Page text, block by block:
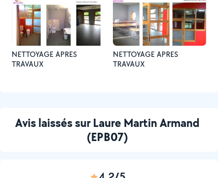
NETTOYAGE APRES
TRAVAUX
NETTOYAGE APRES
TRAVAUX
Avis laissés sur Laure Martin Armand
(EPB07)